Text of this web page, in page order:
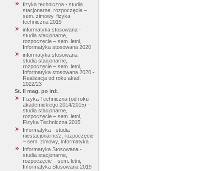
fizyka techniczna - studia
stacjonarne, rozpoczęcie –
sem. zimowy, fizyka
techniczna 2019
informatyka stosowana -
studia stacjonarne,
rozpoczęcie – sem. letni,
Informatyka stosowana 2020
informatyka stosowana -
studia stacjonarne,
rozpoczęcie – sem. letni,
Informatyka stosowana 2020 -
Realizacja od roku akad.
2022/23
St. II mag. po inż.
Fizyka Techniczna (od roku
akademickiego 2014/2015) -
studia stacjonarne,
rozpoczęcie – sem. letni,
Fizyka Techniczna 2015
Informatyka - studia
niestacjonarne/z, rozpoczęcie
– sem. zimowy, Informatyka
Informatyka Stosowana -
studia stacjonarne,
rozpoczęcie – sem. letni,
Informatyka Stosowana 2019